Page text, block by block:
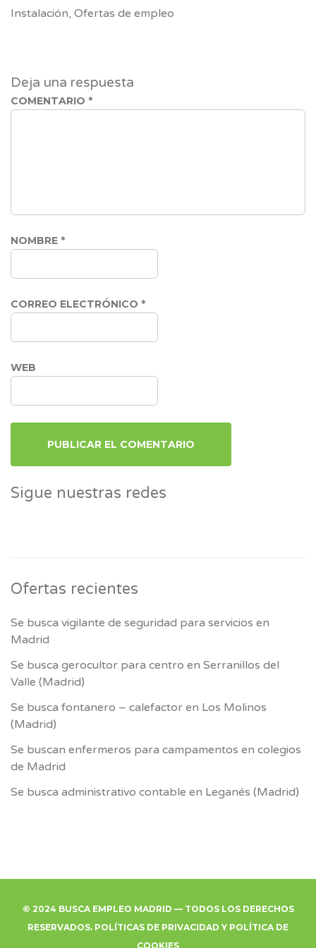
Instalación, Ofertas de empleo
Deja una respuesta
COMENTARIO *
NOMBRE *
CORREO ELECTRÓNICO *
WEB
Sigue nuestras redes
Ofertas recientes
Se busca vigilante de seguridad para servicios en
Madrid
Se busca gerocultor para centro en Serranillos del
Valle (Madrid)
Se busca fontanero – calefactor en Los Molinos
(Madrid)
Se buscan enfermeros para campamentos en colegios
de Madrid
Se busca administrativo contable en Leganés (Madrid)
© 2024 BUSCA EMPLEO MADRID — TODOS LOS DERECHOS
RESERVADOS. POLÍTICAS DE PRIVACIDAD Y POLÍTICA DE
COOKIES